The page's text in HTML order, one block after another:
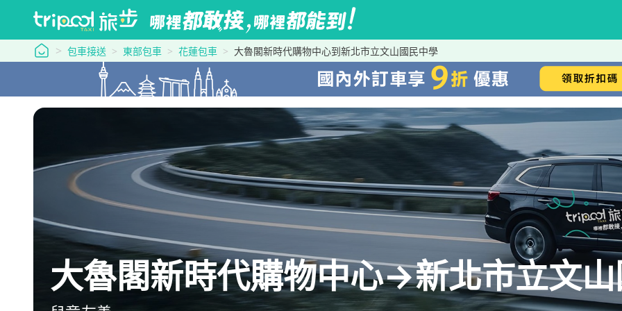
tripool 旅步
包車接送 東部包車 花蓮包車 大魯閣新時代購物中心到新北市立文山國民中學
大魯閣新時代購物中心→新北市立文